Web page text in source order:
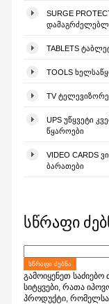
SURGE
TABLETS
TOOLS
TV
UPS ᲣᲬᲧᲕᲔᲢᲘ
ᲬᲧᲐᲠᲝᲔᲑᲘ
VIDEO CARDS
ᲑᲐᲠᲐᲗᲔᲑᲘ
სწრაფი
ᲡᲬᲠᲐᲤᲘ ᲫᲔᲑᲜᲐ
გამოიყენეთ
სიტყვები, რათა
პროდუქტი,